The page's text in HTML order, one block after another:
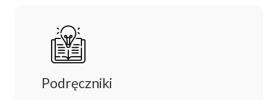
Podręczniki